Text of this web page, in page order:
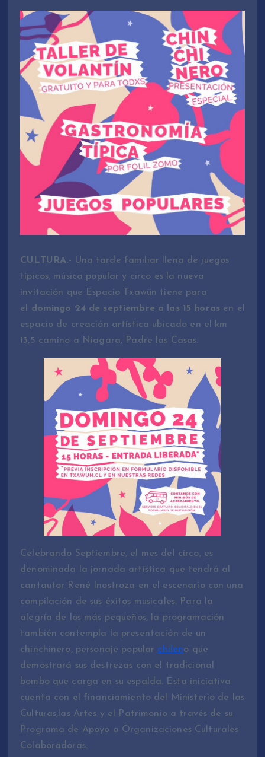
CULTURA.- Una tarde familiar llena de juegos
típicos, música popular y circo es la nueva
invitación que Espacio Txawün tiene para
el domingo 24 de septiembre a las 15 horas en el
espacio de creación artística ubicado en el km
13,5 camino a Niagara, Padre las Casas.
Celebrando Septiembre, el mes del circo, es
denominada la jornada artística que tendrá al
cantautor René Inostroza en el escenario con una
compilación de sus éxitos musicales. Para la
alegría de los más pequeños, la programación
también contempla la presentación de un
chinchinero, personaje popular chileno que
demostrará sus destrezas con el tradicional
bombo que carga en su espalda. Esta iniciativa
cuenta con el financiamiento del Ministerio de las
Culturas,las Artes y el Patrimonio a través de su
Programa de Apoyo a Organizaciones Culturales
Colaboradoras.